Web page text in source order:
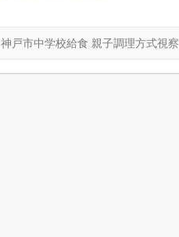
c
tt
e
神戸市中学校給食 親子調理方式視察